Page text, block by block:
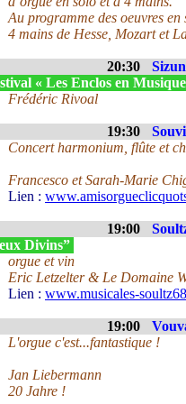
Au programme des oeuvres
4 mains de Hesse, Mozart et
20:30
« Les Enclos en
Frédéric Rivoal
19:30
Concert harmonium, flûte et
Francesco et Sarah-Marie
Lien :
19:00
Divins”
orgue et vin
Eric Letzelter & Le Domaine
Lien : www.musicales-
19:00
L'orgue c'est...fantastique !
Jan Liebermann
20 Jahre !